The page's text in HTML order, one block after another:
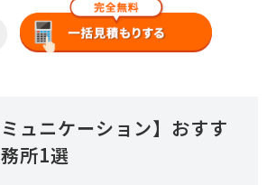
ミュニケーション】おすす
所1選